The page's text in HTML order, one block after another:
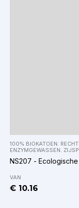
100% BIOKATOEN.
ENZYMGEWASSEN.
NS207 -
VAN
€ 10.16